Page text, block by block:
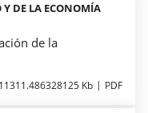
Y DE LA ECONOMÍA
de la
11311.486328125 Kb PDF